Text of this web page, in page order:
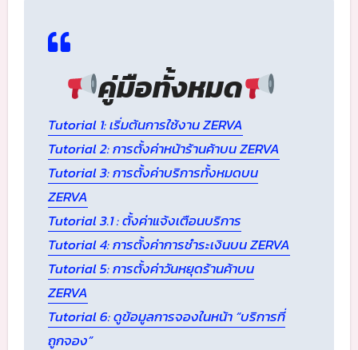
คู่มือทั้งหมด
Tutorial 1: เริ่มต้นการใช้งาน ZERVA
Tutorial 2: การตั้งค่าหน้าร้านค้าบน ZERVA
Tutorial 3: การตั้งค่าบริการทั้งหมดบน
ZERVA
Tutorial 3.1 : ตั้งค่าแจ้งเตือนบริการ
Tutorial 4: การตั้งค่าการชำระเงินบน ZERVA
Tutorial 5: การตั้งค่าวันหยุดร้านค้าบน
ZERVA
Tutorial 6: ดูข้อมูลการจองในหน้า “บริการที่
ถูกจอง”